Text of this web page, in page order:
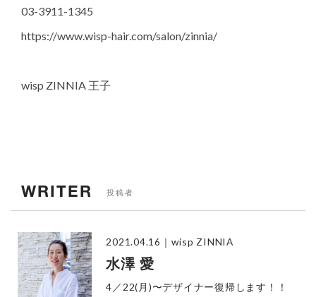
03-3911-1345
https://www.wisp-hair.com/salon/zinnia/
wisp ZINNIA 王子
WRITER 投稿者
2021.04.16 ｜wisp ZINNIA
水澤 愛
4／22(月)〜デザイナー復帰します！！